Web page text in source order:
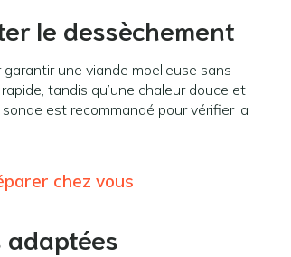
le dessèchement
une viande moelleuse sans
tandis qu’une chaleur douce et
est recommandé pour vérifier la
chez vous
adaptées